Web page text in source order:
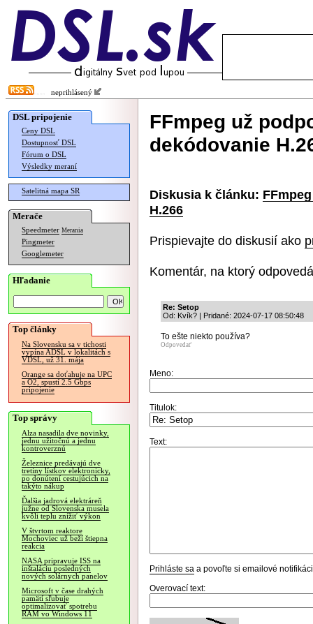
neprihlásený
DSL pripojenie
Ceny DSL
Dostupnosť DSL
Fórum o DSL
Výsledky meraní
Satelitná mapa SR
Merače
Speedmeter Merania
Pingmeter
Googlemeter
Hľadanie
Top články
Na Slovensku sa v tichosti
vypína ADSL v lokalitách s
VDSL, už 31. mája
Orange sa doťahuje na UPC
a O2, spustí 2.5 Gbps
pripojenie
Top správy
Alza nasadila dve novinky,
jednu užitočnú a jednu
kontroverznú
Železnice predávajú dve
tretiny lístkov elektronicky,
po donútení cestujúcich na
takýto nákup
Ďalšia jadrová elektráreň
južne od Slovenska musela
kvôli teplu znížiť výkon
V štvrtom reaktore
Mochoviec už beží štiepna
reakcia
NASA pripravuje ISS na
inštaláciu posledných
nových solárnych panelov
Microsoft v čase drahých
pamätí sľubuje
optimalizovať spotrebu
RAM vo Windows 11
FFmpeg už
dekódovanie
Diskusia k článku:
H.266
Prispievajte do diskusií ako
Komentár, na ktorý
Re: Setop
Od: Kvík? | Pridané: 2024-07-17 08:50:48
To ešte niekto používa?
Odpovedať
Meno:
Titulok:
Text:
Prihláste sa a povoľte si emailové
Overovací text: